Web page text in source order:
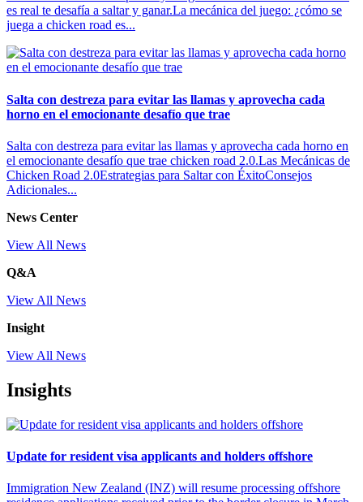
es real te desafía a saltar y ganar.La mecánica del juego: ¿cómo se
juega a chicken road es...
Salta con destreza para evitar las llamas y aprovecha cada
horno en el emocionante desafío que trae
Salta con destreza para evitar las llamas y aprovecha cada horno en
el emocionante desafío que trae chicken road 2.0.Las Mecánicas de
Chicken Road 2.0Estrategias para Saltar con ÉxitoConsejos
Adicionales...
News Center
View All News
Q&A
View All News
Insight
View All News
Insights
Update for resident visa applicants and holders offshore
Immigration New Zealand (INZ) will resume processing offshore